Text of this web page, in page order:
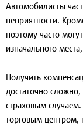
Автомобилисты
неприятности.
поэтому часто
изначального
Получить
достаточно
страховым
торговым